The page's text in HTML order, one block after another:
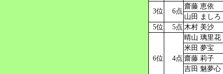
3位 6点
齋藤 恵依
山田 ましろ
5位
5点 木村 美沙
6位 4点
晴山 璃里花
米田 夢宝
齋藤 莉子
吉田 魅夢心